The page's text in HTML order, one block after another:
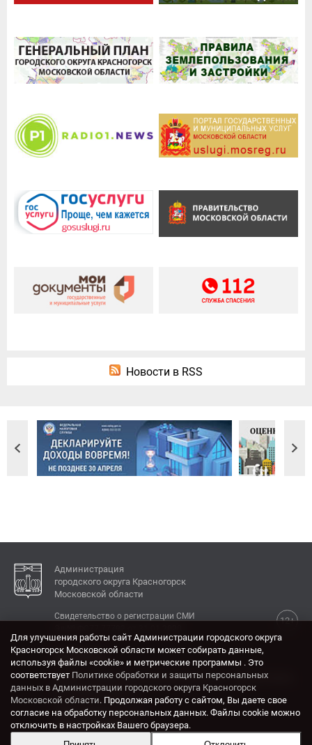
Новости в RSS
Администрация
городского округа Красногорск
Московской области
12+
Свидетельство о регистрации СМИ
КОНТАКТЫ
Адрес: 143404, Московская область, г. Красногорск,
ул. Ленина, дом 4.
Электронная почта:
krasrn@mosreg.ru
Для улучшения работы сайт Администрации городского округа
Красногорск Московской области может собирать данные,
используя файлы «cookie» и метрические программы . Это
соответствует Политике обработки и защиты персональных
данных в Администрации городского округа Красногорск
Московской области. Продолжая работу с сайтом, Вы даете свое
согласие на обработку персональных данных. Файлы cookie можно
отключить в настройках Вашего браузера.